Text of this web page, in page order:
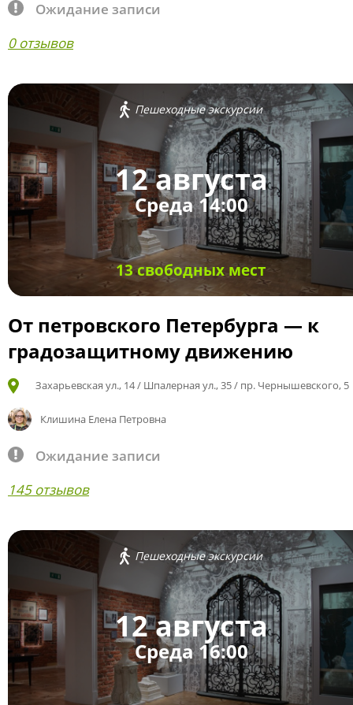
Ожидание записи
0 отзывов
Пешеходные экскурсии
12 августа
Среда 14:00
13 свободных мест
От петровского Петербурга — к
градозащитному движению
Захарьевская ул., 14 / Шпалерная ул., 35 / пр. Чернышевского, 5
Клишина Елена Петровна
Ожидание записи
145 отзывов
Пешеходные экскурсии
12 августа
Среда 16:00